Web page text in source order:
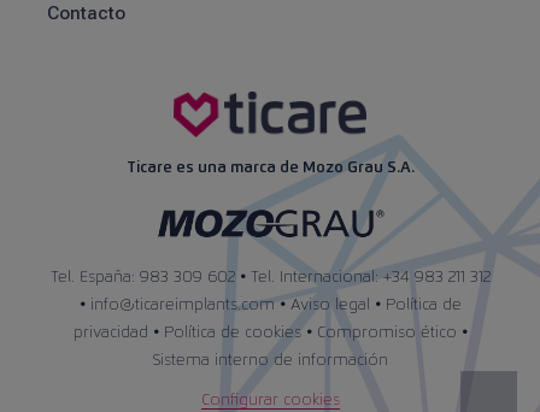
Contacto
Ticare es una marca de Mozo Grau S.A.
Tel. España: 983 309 602 • Tel. Internacional: +34 983 211 312
• info@ticareimplants.com • Aviso legal • Política de
privacidad • Política de cookies• Compromiso ético •
Sistema interno de información
Configurar cookies